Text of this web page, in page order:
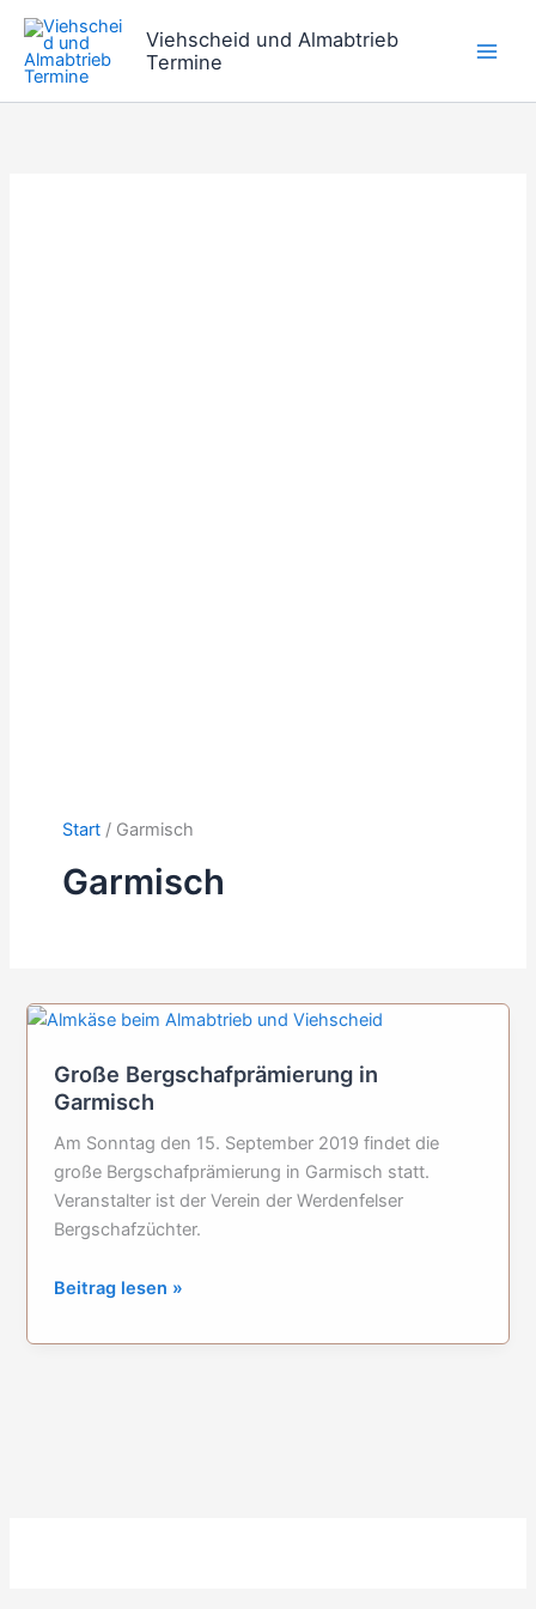
Zum
Inhalt
springen
Viehscheid und Almabtrieb
Termine
Start Garmisch
Garmisch
Große Bergschafprämierung in
Garmisch
Am Sonntag den 15. September 2019 findet die
große Bergschafprämierung in Garmisch statt.
Veranstalter ist der Verein der Werdenfelser
Bergschafzüchter.
Große
in
Beitrag lesen »